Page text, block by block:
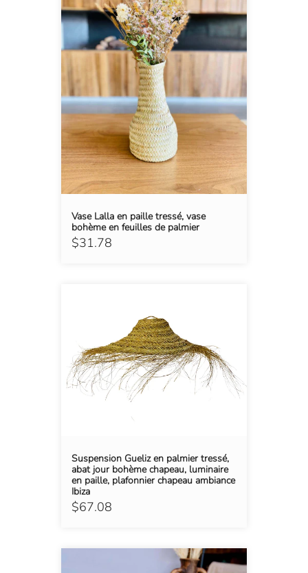
$31.78
Vase Lalla en paille tressé, vase
bohème en feuilles de palmier
$67.08
Suspension Gueliz en palmier tressé,
abat jour bohème chapeau, luminaire
en paille, plafonnier chapeau ambiance
Ibiza